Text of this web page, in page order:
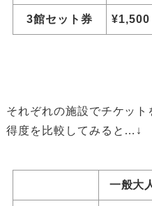
3館セット券 ¥1,500
それぞれの施設でチケッ
得度を比較してみると…↓
一般大